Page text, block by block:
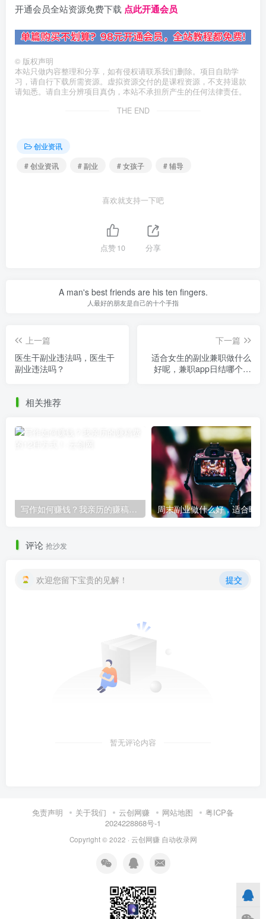
开通会员全站资源免费下载 点此开通会员
© 版权声明
本站只做内容整理和分享，如有侵权请联系我们删除。项目自助学
习，请自行下载所需资源。虚拟资源交付的是课程资源，不支持退款
请知悉。请自主分辨项目真伪，本站不承担所产生的任何法律责任。
THE END
创业资讯
# 创业资讯
# 副业 # 女孩子 # 辅导
喜欢就支持一下吧
点赞10 分享
A man's best friends are his ten fingers.
人最好的朋友是自己的十个手指
上一篇
医生干副业违法吗，医生干
副业违法吗？
下一篇
适合女生的副业兼职做什么
好呢，兼职app日结哪个最
相关推荐
写作如何赚钱？我亲历的赚稿费的12种方式！
评论 抢沙发
欢迎您留下宝贵的见解！ 提交
暂无评论内容
免责声明 关于我们 云创网赚 网站地图
粤ICP备
2024228868号-1
Copyright © 2022 · 云创网赚 自动收录网